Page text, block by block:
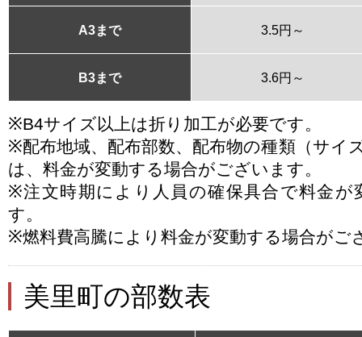
A3まで 3.5円～
B3まで 3.6円～
※B4サイズ以上は折り加工が必要です。
※配布地域、配布部数、配布物の種類（サイ
は、料金が変動する場合がございます。
※注文時期により人員の確保具合で料金が
す。
※燃料費高騰により料金が変動する場合がご
美里町の部数表